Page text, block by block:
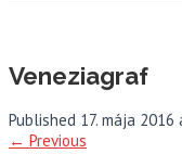
Veneziagraf
Published 17. mája 2016
← Previous